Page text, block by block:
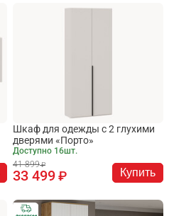
Шкаф для одежды с 2 глухими
дверями «Порто»
Доступно 16шт.
41 899
33 499 Купить